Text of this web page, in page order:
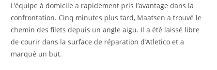
L’équipe à domicile a rapidement pris l’avantage dans la
confrontation. Cinq minutes plus tard, Maatsen a trouvé le
chemin des filets depuis un angle aigu. Il a été laissé libre
de courir dans la surface de réparation d’Atletico et a
marqué un but.